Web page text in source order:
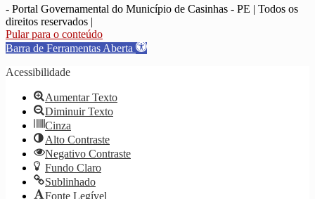
- Portal Governamental do Município de Casinhas - PE | Todos os
direitos reservados |
Pular para o conteúdo
Barra de Ferramentas Aberta
Acessibilidade
Aumentar Texto
Diminuir Texto
Cinza
Alto Contraste
Negativo Contraste
Fundo Claro
Sublinhado
Fonte Legível